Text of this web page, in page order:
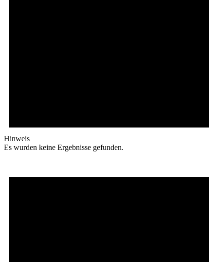
Hinweis
Es wurden keine Ergebnisse gefunden.